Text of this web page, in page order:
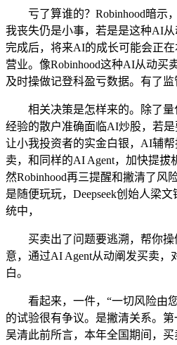
亏了算谁的？Robinhood暗示
我丧失仍是小事，若是是这种AI
完成后，将来AI的成长可能会正
营业。像Robinhood这种AI从动买
及时操做记登科盈亏数据。有了监
相关决策是怎样来的。除了量
经验的散户准确面临AI炒股，若
让小我投资者的实金白银，AI辅
卖，和同样的AI Agent，加快提拔
然Robinhood再三提醒和撇清了风
是随便玩玩，Deepseek创始人梁
统中，
买卖出了问题要逃溯，帮你操
意，通过AI Agent从动阐发买卖，
白。
看起来，一件，“一切风险由您
的试验很有争议。是撇清关系。
吴清此前所言，本年全国期间，